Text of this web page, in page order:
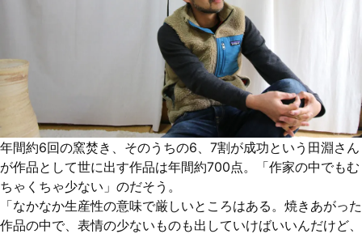
年間約6回の窯焚き、そのうちの6、7割が成功という田淵さん
が作品として世に出す作品は年間約700点。「作家の中でもむ
ちゃくちゃ少ない」のだそう。
「なかなか生産性の意味で厳しいところはある。焼きあがった
作品の中で、表情の少ないものも出していけばいいんだけど、